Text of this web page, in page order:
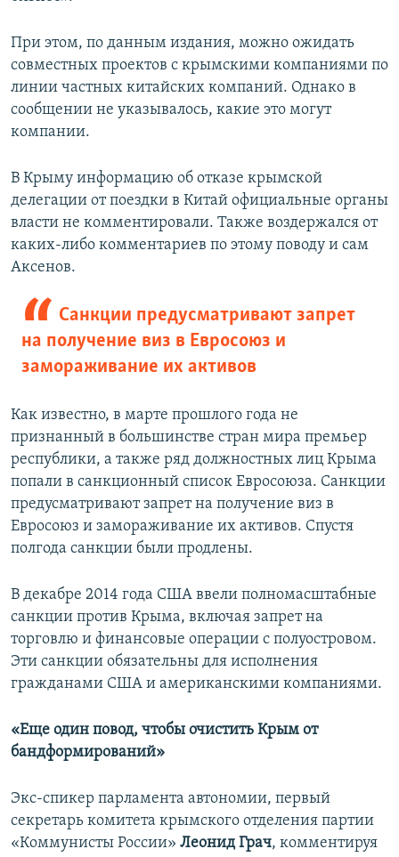
При этом, по данным издания, можно ожидать
совместных проектов с крымскими компаниями по
линии частных китайских компаний. Однако в
сообщении не указывалось, какие это могут
компании.
В Крыму информацию об отказе крымской
делегации от поездки в Китай официальные органы
власти не комментировали. Также воздержался от
каких-либо комментариев по этому поводу и сам
Аксенов.
Санкции предусматривают запрет
на получение виз в Евросоюз и
замораживание их активов
Как известно, в марте прошлого года не
признанный в большинстве стран мира премьер
республики, а также ряд должностных лиц Крыма
попали в санкционный список Евросоюза. Санкции
предусматривают запрет на получение виз в
Евросоюз и замораживание их активов. Спустя
полгода санкции были продлены.
В декабре 2014 года США ввели полномасштабные
санкции против Крыма, включая запрет на
торговлю и финансовые операции с полуостровом.
Эти санкции обязательны для исполнения
гражданами США и американскими компаниями.
«Еще один повод, чтобы очистить Крым от
бандформирований»
Экс-спикер парламента автономии, первый
секретарь комитета крымского отделения партии
«Коммунисты России» Леонид Грач, комментируя